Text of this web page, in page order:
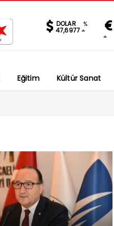
DOLAR %
47,6977
Eğitim Kültür Sanat